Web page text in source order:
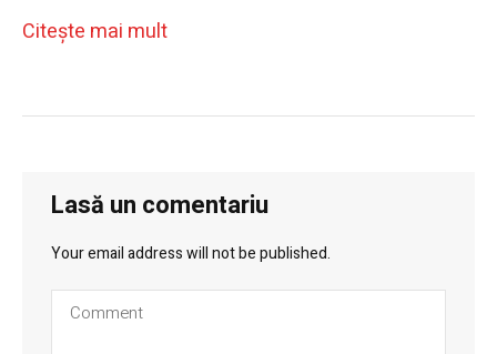
Citeşte mai mult
Lasă un comentariu
Your email address will not be published.